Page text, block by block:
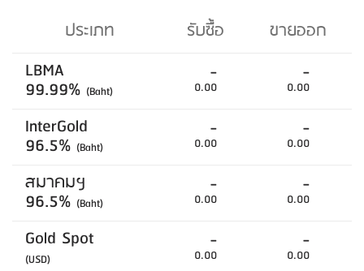
ประเภท รับซื้อ
ขายออก
LBMA
99.99% (Baht)
-
0.00
-
0.00
InterGold
96.5% (Baht)
-
0.00
-
0.00
สมาคมฯ
96.5% (Baht)
-
0.00
-
0.00
Gold Spot
(USD)
-
0.00
-
0.00